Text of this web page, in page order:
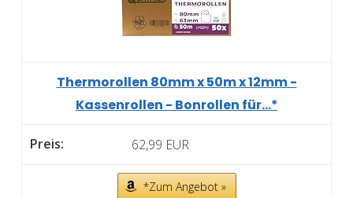
Thermorollen 80mm x 50m x 12mm -
Kassenrollen - Bonrollen für...*
62,99 EUR
*Zum Angebot »